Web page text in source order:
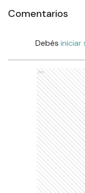
Comentarios
Debés iniciar
Ads